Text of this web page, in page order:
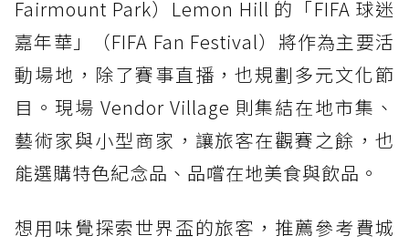
Fairmount Park）Lemon Hill 的「FIFA 球迷
嘉年華」（FIFA Fan Festival）將作為主要活
動場地，除了賽事直播，也規劃多元文化節
目。現場 Vendor Village 則集結在地市集、
藝術家與小型商家，讓旅客在觀賽之餘，也
能選購特色紀念品、品嚐在地美食與飲品。
想用味覺探索世界盃的旅客，推薦參考費城